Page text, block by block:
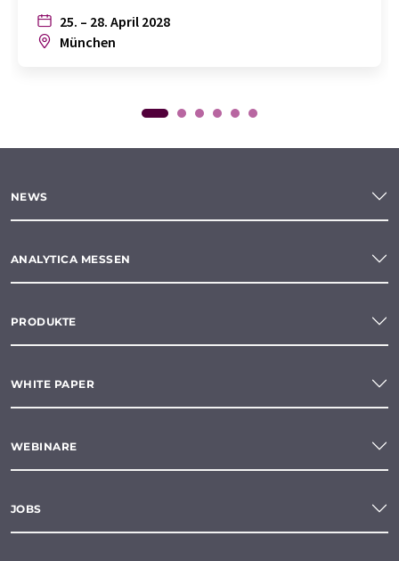
25. – 28. April 2028
München
NEWS
ANALYTICA MESSEN
PRODUKTE
WHITE PAPER
WEBINARE
JOBS